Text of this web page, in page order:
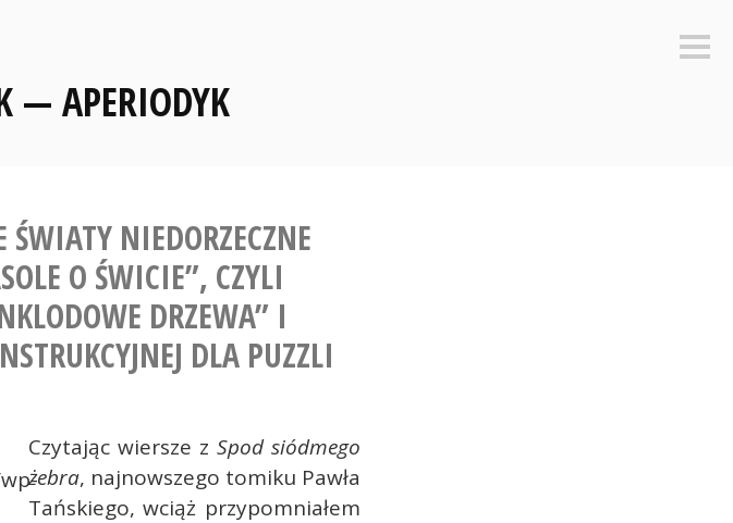
— APERIODYK
ŚWIATY NIEDORZECZNE
O ŚWICIE”, CZYLI
DRZEWA” I
DLA PUZZLI
Czytając wiersze z Spod siódmego
żebra, najnowszego tomiku Pawła
Tańskiego, wciąż przypomniałem